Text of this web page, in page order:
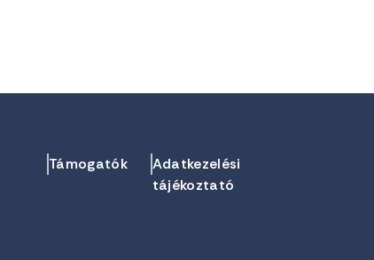
Támogatók
Adatkezelési
tájékoztató